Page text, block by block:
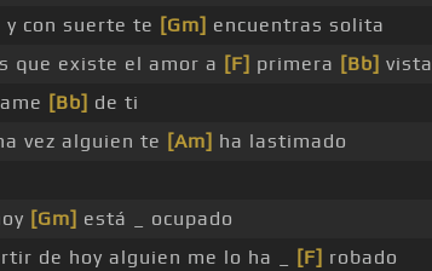
con suerte te [Gm] encuentras solita
que existe el amor a [F] primera [Bb] vista
[Bb] de ti
vez alguien te [Am] ha lastimado
[Gm] está _ ocupado
de hoy alguien me lo ha _ [F] robado